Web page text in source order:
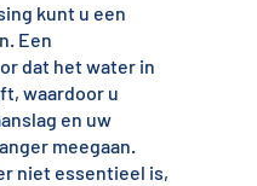
kunt u een
Een
dat het water in
waardoor u
en uw
meegaan.
niet essentieel is,